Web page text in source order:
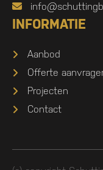
INFORMATIE
Aanbod
Offerte
Projecten
Contact